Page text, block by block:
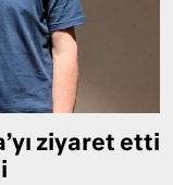
ziyaret etti